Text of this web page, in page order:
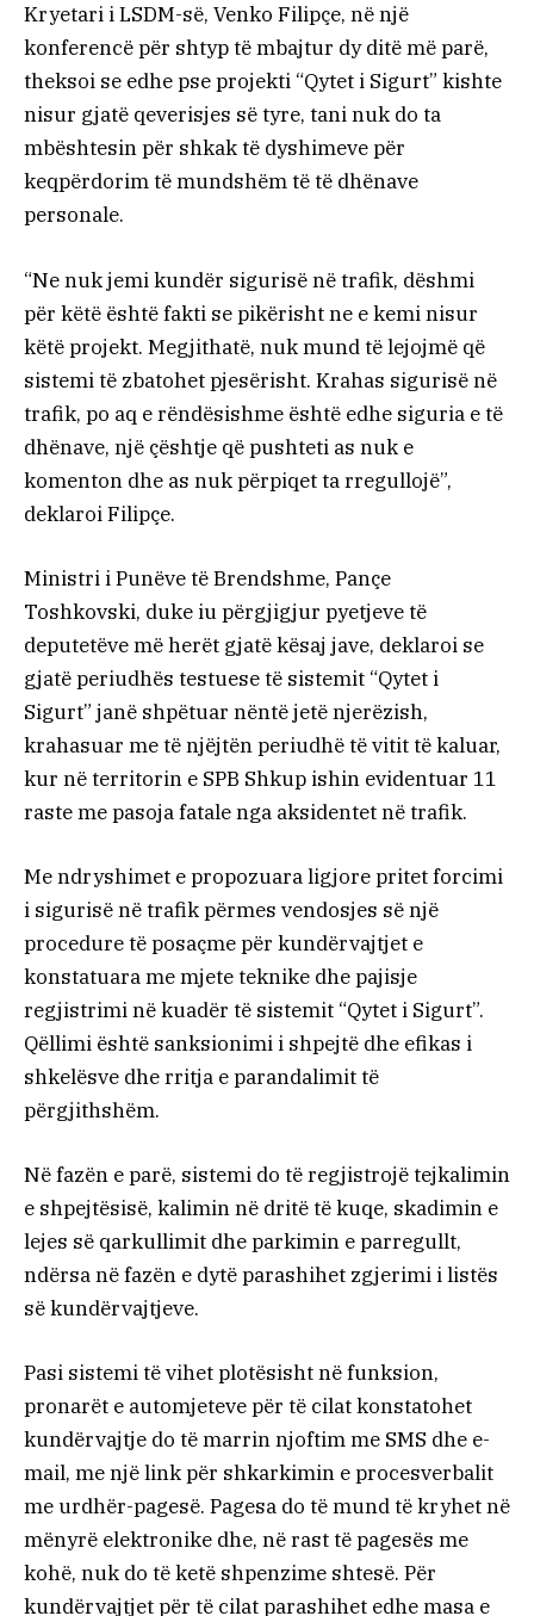
Kryetari i LSDM-së, Venko Filipçe, në një
konferencë për shtyp të mbajtur dy ditë më parë,
theksoi se edhe pse projekti “Qytet i Sigurt” kishte
nisur gjatë qeverisjes së tyre, tani nuk do ta
mbështesin për shkak të dyshimeve për
keqpërdorim të mundshëm të të dhënave
personale.
“Ne nuk jemi kundër sigurisë në trafik, dëshmi
për këtë është fakti se pikërisht ne e kemi nisur
këtë projekt. Megjithatë, nuk mund të lejojmë që
sistemi të zbatohet pjesërisht. Krahas sigurisë në
trafik, po aq e rëndësishme është edhe siguria e të
dhënave, një çështje që pushteti as nuk e
komenton dhe as nuk përpiqet ta rregullojë”,
deklaroi Filipçe.
Ministri i Punëve të Brendshme, Pançe
Toshkovski, duke iu përgjigjur pyetjeve të
deputetëve më herët gjatë kësaj jave, deklaroi se
gjatë periudhës testuese të sistemit “Qytet i
Sigurt” janë shpëtuar nëntë jetë njerëzish,
krahasuar me të njëjtën periudhë të vitit të kaluar,
kur në territorin e SPB Shkup ishin evidentuar 11
raste me pasoja fatale nga aksidentet në trafik.
Me ndryshimet e propozuara ligjore pritet forcimi
i sigurisë në trafik përmes vendosjes së një
procedure të posaçme për kundërvajtjet e
konstatuara me mjete teknike dhe pajisje
regjistrimi në kuadër të sistemit “Qytet i Sigurt”.
Qëllimi është sanksionimi i shpejtë dhe efikas i
shkelësve dhe rritja e parandalimit të
përgjithshëm.
Në fazën e parë, sistemi do të regjistrojë tejkalimin
e shpejtësisë, kalimin në dritë të kuqe, skadimin e
lejes së qarkullimit dhe parkimin e parregullt,
ndërsa në fazën e dytë parashihet zgjerimi i listës
së kundërvajtjeve.
Pasi sistemi të vihet plotësisht në funksion,
pronarët e automjeteve për të cilat konstatohet
kundërvajtje do të marrin njoftim me SMS dhe e-
mail, me një link për shkarkimin e procesverbalit
me urdhër-pagesë. Pagesa do të mund të kryhet në
mënyrë elektronike dhe, në rast të pagesës me
kohë, nuk do të ketë shpenzime shtesë. Për
kundërvajtjet për të cilat parashihet edhe masa e